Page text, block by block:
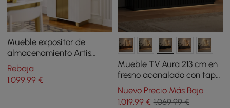
Mueble expositor de
almacenamiento Artis
Modern blanco roto con
estantes, LED y panel
trasero
Rebaja
1.099,99 €
Mueble TV Aura 213 cm en
fresno acanalado con tapa
de piedra sinterizada y luz
LED - negro
Nuevo Precio Más Bajo
1.019,99€ 1.069,99 €